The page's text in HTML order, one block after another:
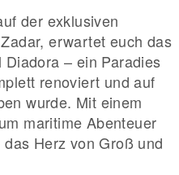
der exklusiven
erwartet euch das
– ein Paradies
renoviert und auf
wurde. Mit einem
maritime Abenteuer
Herz von Groß und